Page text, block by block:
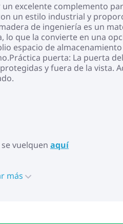
excelente complemento
un estilo industrial y
de ingeniería es un
que la convierte en una
espacio de
puerta: La puerta
y fuera de la vista.
vuelquen aquí
más